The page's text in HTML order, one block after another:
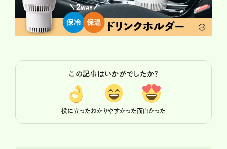
この記事はいかがでしたか？
役に立ったわかりやすかった面白かった